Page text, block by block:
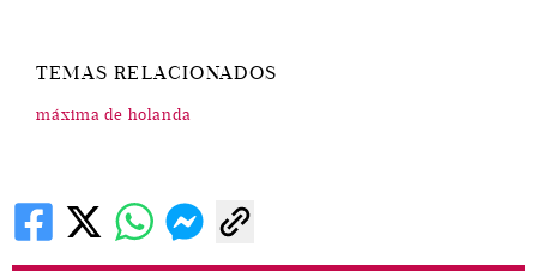
TEMAS RELACIONADOS
máxima de holanda